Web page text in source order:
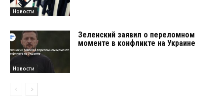
Новости
Новости
Зеленский заявил о переломном
моменте в конфликте на Украине